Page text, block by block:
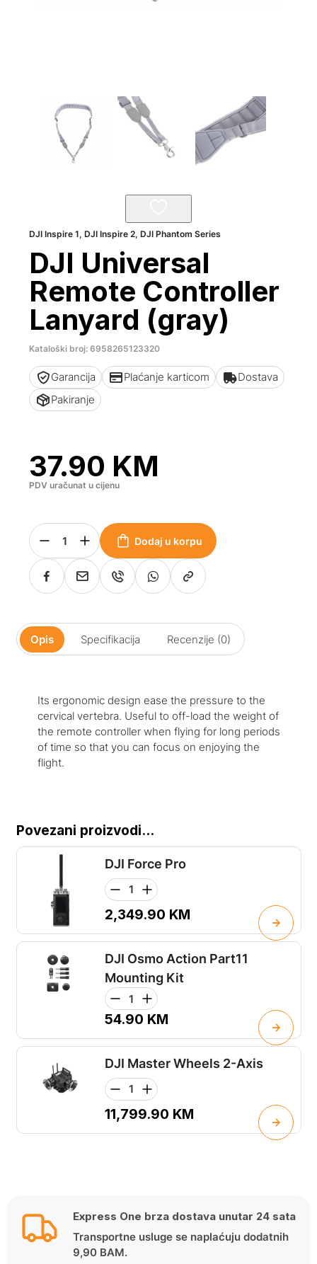
DJI Inspire 1,DJI Inspire 2,DJI Phantom Series
DJI Universal
Remote Controller
Lanyard (gray)
Kataloški broj: 6958265123320
Garancija Plaćanje karticom
Dostava
Pakiranje
37.90 KM
PDV uračunat u cijenu
Dodaj u korpu
Opis Specifikacija Recenzije (0)
Its ergonomic design ease the pressure to the
cervical vertebra. Useful to off-load the weight of
the remote controller when flying for long periods
of time so that you can focus on enjoying the
flight.
Povezani proizvodi...
DJI Force Pro
2,349.90 KM
DJI Osmo Action Part11
Mounting Kit
54.90 KM
DJI Master Wheels 2-Axis
11,799.90 KM
Express One brza dostava unutar 24 sata
Transportne usluge se naplaćuju dodatnih
9,90 BAM.